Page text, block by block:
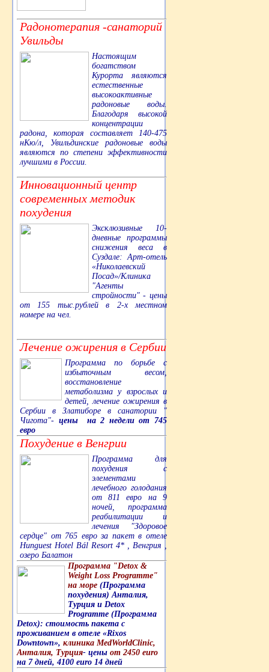
Радонотерапия -санаторий
Увильды
Настоящим
богатством
Курорта являются
естественные
высокоактивные
радоновые воды.
Благодаря высокой
концентрации
радона, которая составляет 140-475
нКю/л, Увильдинские радоновые воды
являются по степени эффективности
лучшими в России.
Инновационный центр
современных методик
похудения
Эксклюзивные 10-
дневные программы
снижения веса в
Суздале: Арт-отель
«Николаевский
Посад»/Клиника
"Агенты
стройности" - цены
от 155 тыс.рублей в 2-х местном
номере на чел.
Лечение ожирения в Сербии
Программа по борьбе с
избыточным весом,
восстановление
метаболизма у взрослых и
детей, лечение ожирения в
Сербии в Златиборе в санатории "
Чигота"- цены на 2 недели от 745
евро
Похудение в Венгрии
Программа для
похудения с
элементами
лечебного голодания
от 811 евро на 9
ночей, программа
реабилитации и
лечения "Здоровое
сердце" от 765 евро за пакет в отеле
Hunguest Hotel Bál Resort 4* , Венгрия ,
озеро Балатон
Программа "Detox &
Weight Loss Programme"
на море (Программа
похудения) Анталия,
Турция и Detox
Programme (Программа
Detox): стоимость пакета с
проживанием в отеле «Rixos
Downtown», клиника MedWorldClinic,
Анталия, Турция- цены от 2450 euro
на 7 дней, 4100 euro 14 дней